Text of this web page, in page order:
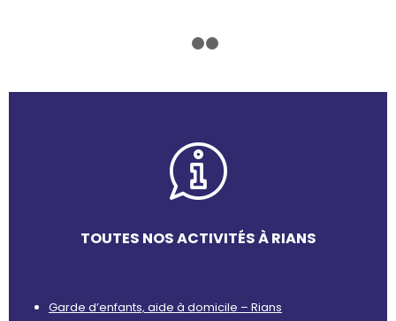
TOUTES NOS ACTIVITÉS À RIANS
Garde d’enfants, aide à domicile – Rians